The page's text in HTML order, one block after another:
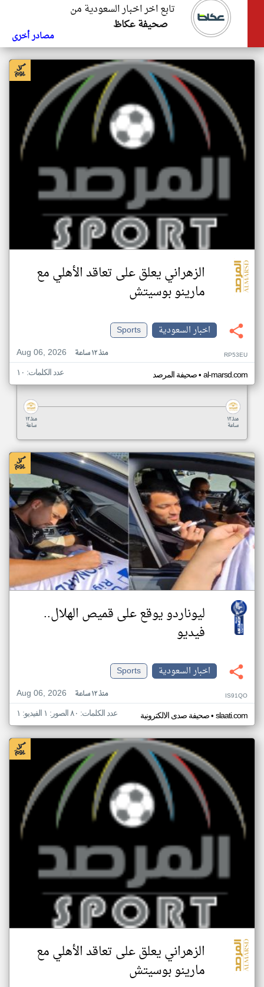
تابع اخر اخبار السعودية من
صحيفة عكاظ
مصادر أخرى
الزهراني يعلق على تعاقد الأهلي مع
مارينو بوسيتش
اخبار السعودية
Sports
Aug 06, 2026
منذ ١٢ ساعة RP53EU
صحيفة المرصد• al-marsd.com عدد الكلمات: ١٠
منذ ١٢
ساعة
منذ ١٢
ساعة
ليوناردو يوقع على قميص الهلال..
فيديو
اخبار السعودية
Sports
Aug 06, 2026
منذ ١٢ ساعة IS91QO
صحيفة صدى الالكترونية• slaati.com عدد الكلمات: ٨٠ الصور: ١ الفيديو: ١
الزهراني يعلق على تعاقد الأهلي مع
مارينو بوسيتش